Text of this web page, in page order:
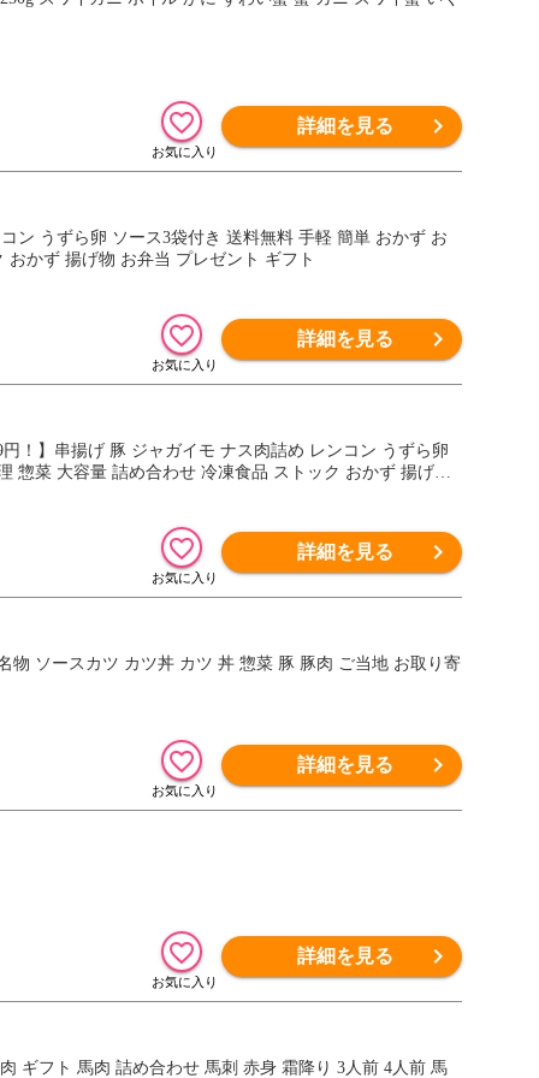
詳細を見る
ン うずら卵 ソース3袋付き 送料無料 手軽 簡単 おかず お
かず 揚げ物 お弁当 プレゼント ギフト
詳細を見る
！】串揚げ 豚 ジャガイモ ナス肉詰め レンコン うずら卵
惣菜 大容量 詰め合わせ 冷凍食品 ストック おかず 揚げ物
詳細を見る
物 ソースカツ カツ丼 カツ 丼 惣菜 豚 豚肉 ご当地 お取り寄
詳細を見る
詳細を見る
ギフト 馬肉 詰め合わせ 馬刺 赤身 霜降り 3人前 4人前 馬